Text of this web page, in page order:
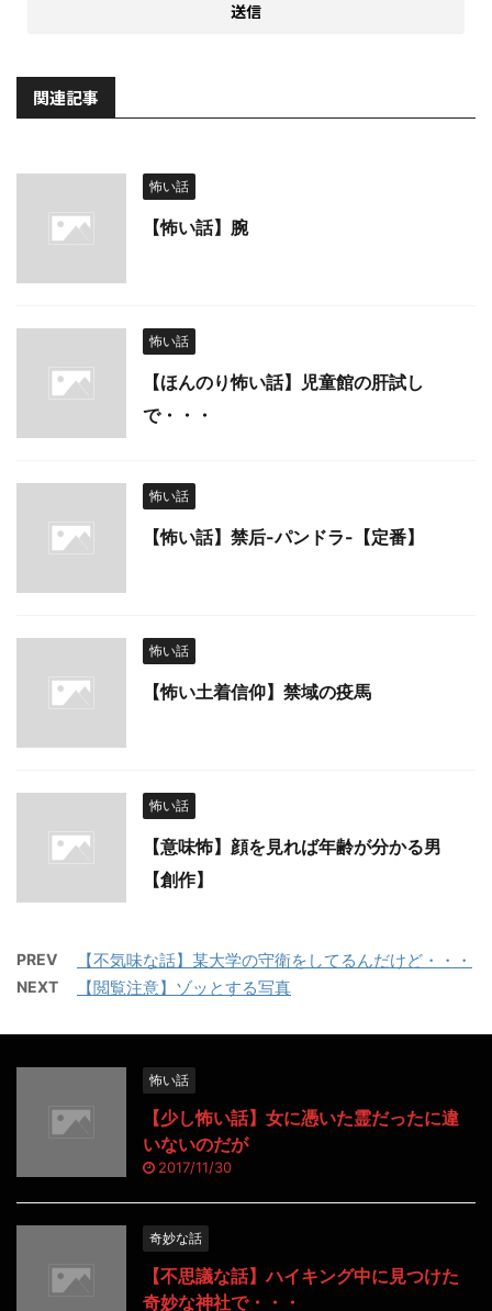
関連記事
怖い話
【怖い話】腕
怖い話
【ほんのり怖い話】児童館の肝試し
で・・・
怖い話
【怖い話】禁后-パンドラ-【定番】
怖い話
【怖い土着信仰】禁域の疫馬
怖い話
【意味怖】顔を見れば年齢が分かる男
【創作】
PREV 【不気味な話】某大学の守衛をしてるんだけど・・・
NEXT 【閲覧注意】ゾッとする写真
怖い話
【少し怖い話】女に憑いた霊だったに違
いないのだが
2017/11/30
奇妙な話
【不思議な話】ハイキング中に見つけた
奇妙な神社で・・・